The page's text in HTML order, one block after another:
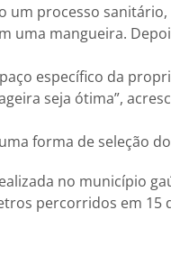
um processo
uma mangueira.
específico da
seja ótima”,
forma de seleção
no município
percorridos em 15